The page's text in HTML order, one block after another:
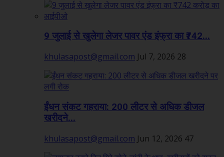
9 जुलाई से खुलेगा लेजर पावर एंड इंफ्रा का ₹742...
khulasapost@gmail.com Jul 7, 2026 28
ईंधन संकट गहराया: 200 लीटर से अधिक डीजल
खरीदने...
khulasapost@gmail.com Jun 12, 2026 47